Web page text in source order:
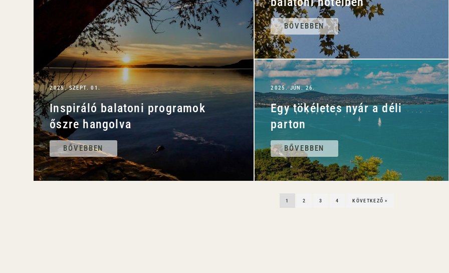
BŐVEBBEN
2025. SZEPT. 01.
Inspiráló balatoni programok
őszre hangolva
BŐVEBBEN
2025. JÚN. 26.
Egy tökéletes nyár a déli
parton
BŐVEBBEN
1 2 3 4 KÖVETKEZŐ »